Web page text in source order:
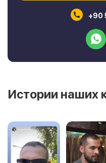
+90
Истории наших